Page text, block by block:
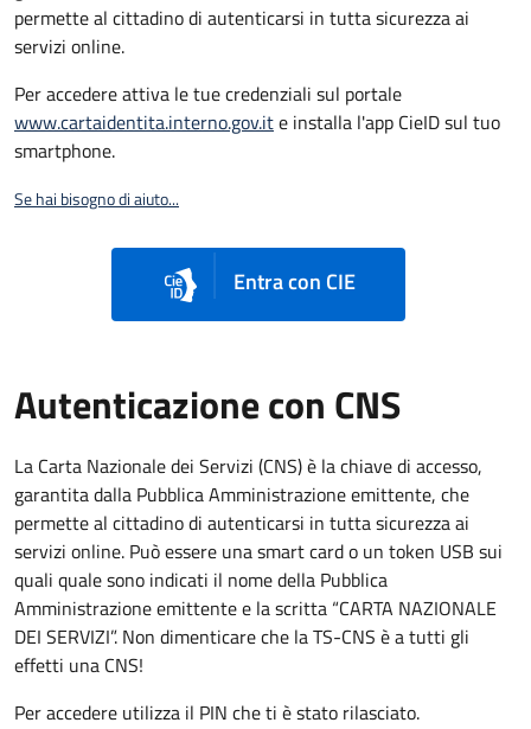
permette al cittadino di autenticarsi in tutta sicurezza ai
servizi online.
Per accedere attiva le tue credenziali sul portale
www.cartaidentita.interno.gov.ite installa l'app CieID sul tuo
smartphone.
Se hai bisogno di aiuto...
Entra con CIE
Autenticazione con CNS
La Carta Nazionale dei Servizi (CNS) è la chiave di accesso,
garantita dalla Pubblica Amministrazione emittente, che
permette al cittadino di autenticarsi in tutta sicurezza ai
servizi online. Può essere una smart card o un token USB sui
quali quale sono indicati il nome della Pubblica
Amministrazione emittente e la scritta “CARTA NAZIONALE
DEI SERVIZI”. Non dimenticare che la TS-CNS è a tutti gli
effetti una CNS!
Per accedere utilizza il PIN che ti è stato rilasciato.